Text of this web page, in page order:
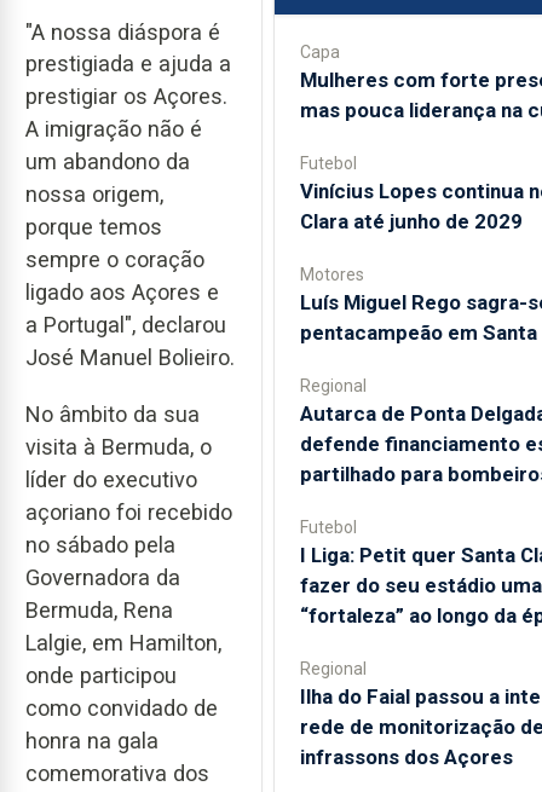
"A nossa diáspora é
prestigiada e ajuda a
prestigiar os Açores.
A imigração não é
um abandono da
nossa origem,
porque temos
sempre o coração
ligado aos Açores e
a Portugal", declarou
José Manuel Bolieiro.
No âmbito da sua
visita à Bermuda, o
líder do executivo
açoriano foi recebido
no sábado pela
Governadora da
Bermuda, Rena
Lalgie, em Hamilton,
onde participou
como convidado de
honra na gala
comemorativa dos
Capa
Mulheres com forte
mas pouca liderança na
Futebol
Vinícius Lopes continua
Clara até junho de 2029
Motores
Luís Miguel Rego sagra-
pentacampeão em Santa
Regional
Autarca de Ponta
defende financiamento
partilhado para
Futebol
I Liga: Petit quer Santa
fazer do seu estádio uma
“fortaleza” ao longo da
Regional
Ilha do Faial passou a
rede de monitorização
infrassons dos Açores